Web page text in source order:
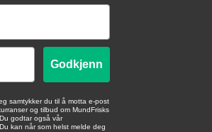
Godkjenn
samtykker du til å motta e-post
og tilbud om MundFrisks
godtar også vår
kan når som helst melde deg